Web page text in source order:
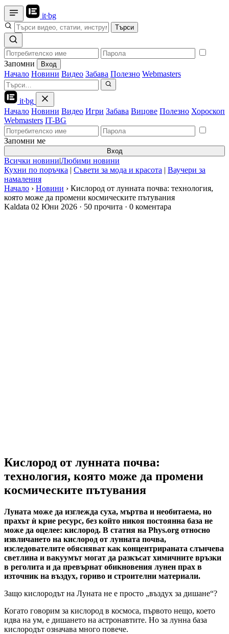
it·bg
Търси
Запомни Вход
Начало Новини Видео Забава Полезно Webmasters
it·bg
Начало Новини Видео Игри Забава Вицове Полезно Хороскоп
Webmasters IT-BG
Запомни ме
Вход
Всички новини|Любими новини
Кухни по поръчка | Съвети за мода и красота | Ваучери за
намаления
Начало › Новини › Кислород от лунната почва: технология,
която може да промени космическите пътувания
Kaldata 02 Юни 2026 · 50 прочита · 0 коментара
Кислород от лунната почва:
технология, която може да промени
космическите пътувания
Луната може да изглежда суха, мъртва и необитаема, но
прахът ѝ крие ресурс, без който никоя постоянна база не
може да оцелее: кислород. В статия на Phys.org относно
извличането на кислород от лунната почва,
изследователите обясняват как концентрираната слънчева
светлина и вакуумът могат да разкъсат химичните връзки
в реголита и да превърнат обикновения лунен прах в
източник на въздух, гориво и строителни материали.
Защо кислородът на Луната не е просто „въздух за дишане“?
Когато говорим за кислород в космоса, първото нещо, което
идва на ум, е дишането на астронавтите. Но за лунна база
кислородът означава много повече.